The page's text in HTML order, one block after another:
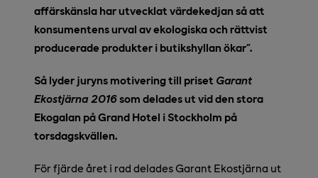
affärskänsla har utvecklat värdekedjan så att
konsumentens urval av ekologiska och rättvist
producerade produkter i butikshyllan ökar”.
Så lyder juryns motivering till priset Garant
Ekostjärna 2016som delades ut vid den stora
Ekogalan på Grand Hotel i Stockholm på
torsdagskvällen.
För fjärde året i rad delades Garant Ekostjärna ut